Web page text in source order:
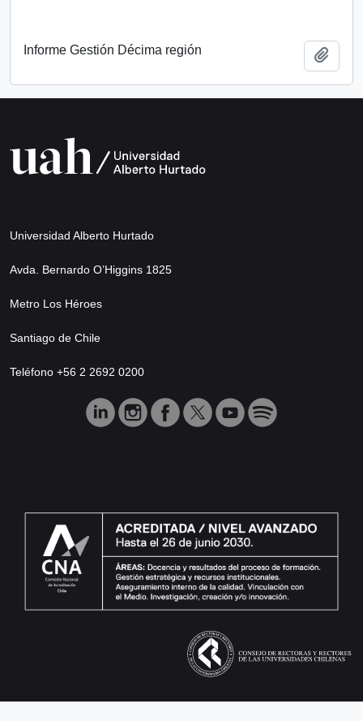
Informe Gestión Décima región
Universidad Alberto Hurtado
Avda. Bernardo O’Higgins 1825
Metro Los Héroes
Santiago de Chile
Teléfono +56 2 2692 0200